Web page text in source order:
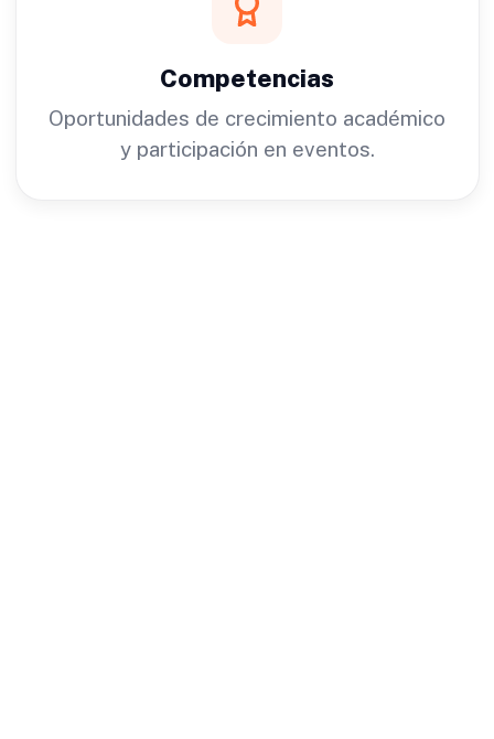
Competencias
Oportunidades de crecimiento académico
y participación en eventos.